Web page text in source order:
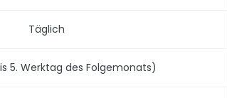
Täglich
5. Werktag des Folgemonats)